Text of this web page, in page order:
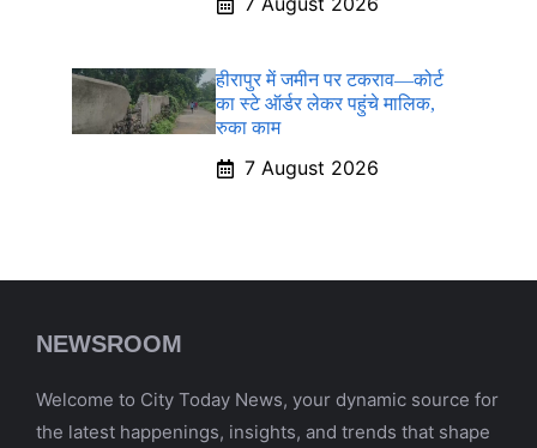
हीरापुर में जमीन पर टकराव—कोर्ट
का स्टे ऑर्डर लेकर पहुंचे मालिक,
रुका काम
7 August 2026
NEWSROOM
Welcome to City Today News, your dynamic source for
the latest happenings, insights, and trends that shape